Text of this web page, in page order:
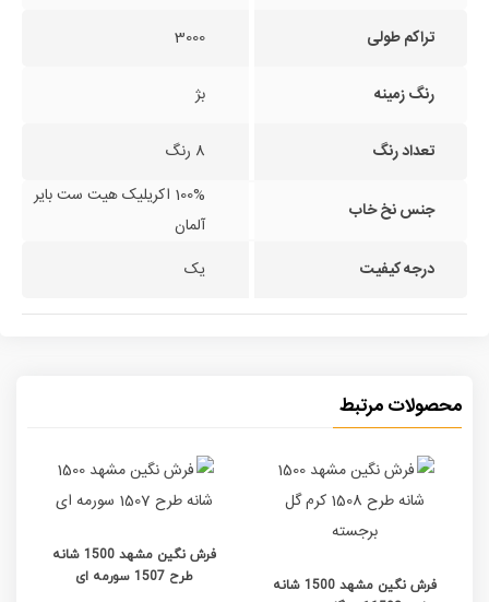
تراکم طولی 3000
رنگ زمینه بژ
تعداد رنگ 8 رنگ
جنس نخ خاب
100% اکریلیک هیت ست بایر
آلمان
درجه کیفیت
یک
محصولات مرتبط
فرش نگین مشهد 1500 شانه
فرش نگین مشهد 1500 شانه
طرح 1507 سورمه ای